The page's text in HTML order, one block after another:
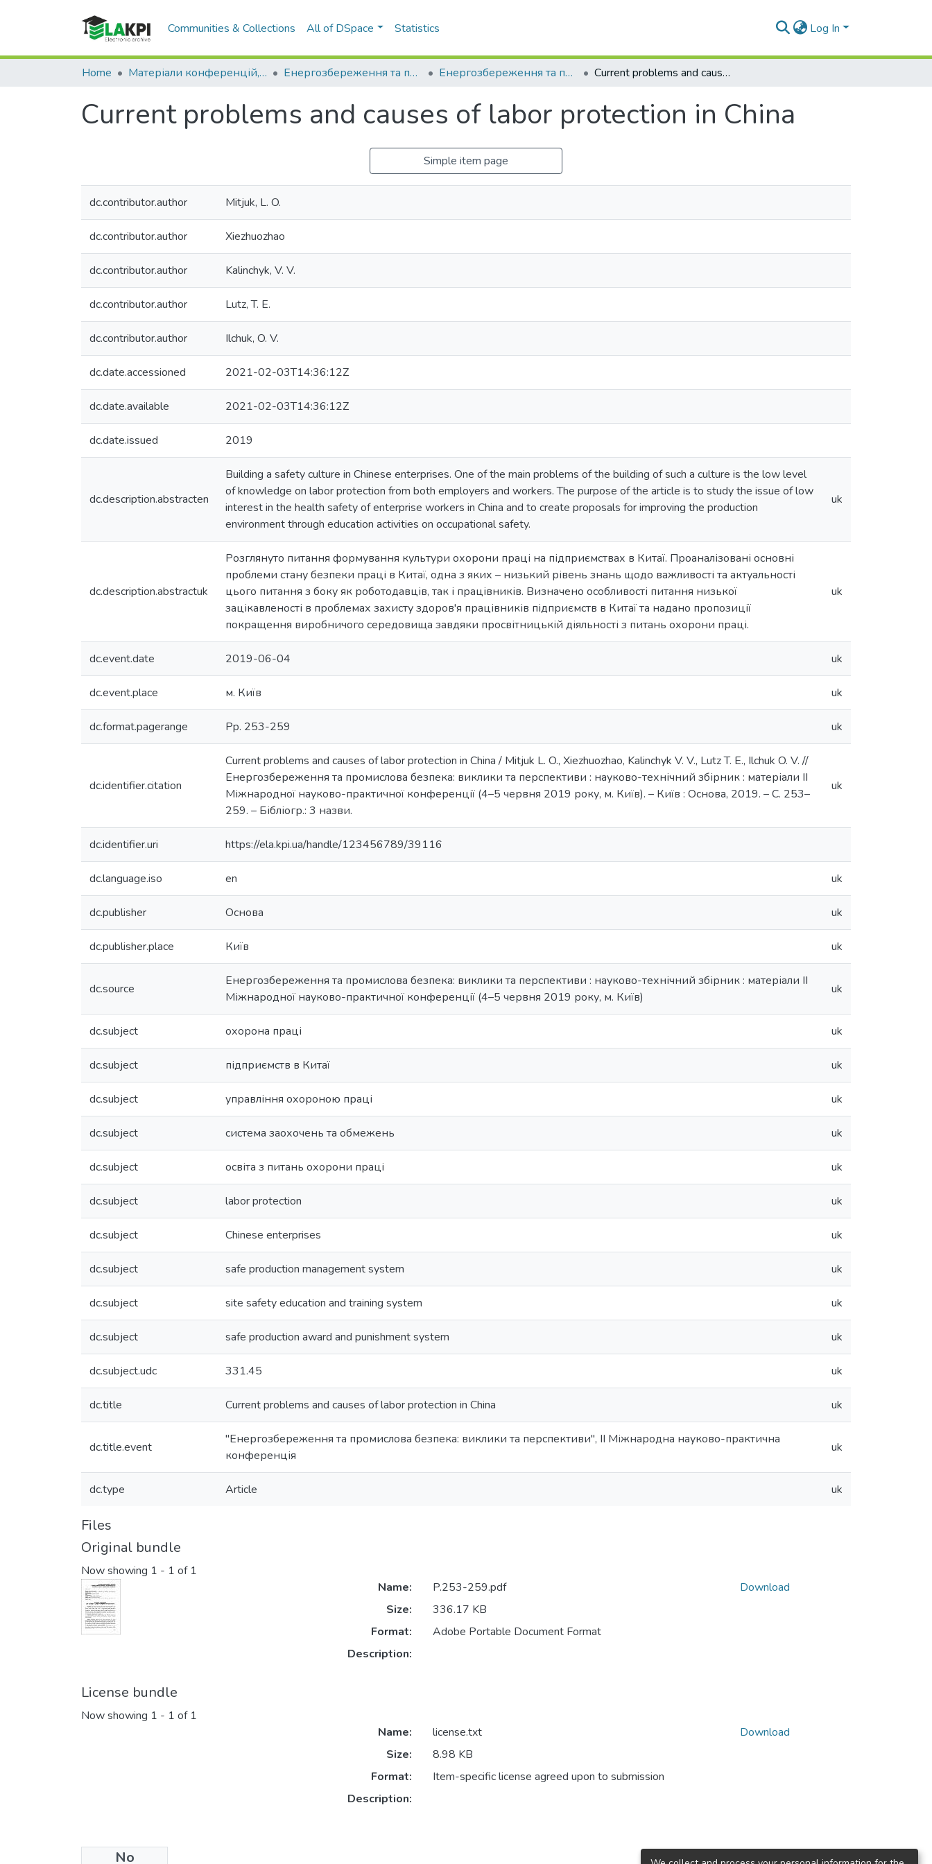
Communities & Collections All of DSpace Statistics Log In
Home Матеріали конференцій, семінарів і т.п. Енергозбереження та промислова безпека: виклики та перспективи Енергозбереження та промислова безпека: виклики та перспективи (2 ; 2019 ; Київ) Current problems and causes of labor protection in China
Current problems and causes of labor protection in China
Simple item page
dc.contributor.author Mitjuk, L. O.
dc.contributor.author Xiezhuozhao
dc.contributor.author Kalinchyk, V. V.
dc.contributor.author Lutz, T. E.
dc.contributor.author Ilchuk, O. V.
dc.date.accessioned 2021-02-03T14:36:12Z
dc.date.available 2021-02-03T14:36:12Z
dc.date.issued 2019
dc.description.abstracten
Building a safety culture in Chinese enterprises. One of the main problems of the building of such a culture is the low level
of knowledge on labor protection from both employers and workers. The purpose of the article is to study the issue of low
interest in the health safety of enterprise workers in China and to create proposals for improving the production
environment through education activities on occupational safety.
uk
dc.description.abstractuk
Розглянуто питання формування культури охорони праці на підприємствах в Китаї. Проаналізовані основні
проблеми стану безпеки праці в Китаї, одна з яких – низький рівень знань щодо важливості та актуальності
цього питання з боку як роботодавців, так і працівників. Визначено особливості питання низької
зацікавленості в проблемах захисту здоров'я працівників підприємств в Китаї та надано пропозиції
покращення виробничого середовища завдяки просвітницькій діяльності з питань охорони праці.
uk
dc.event.date 2019-06-04 uk
dc.event.place м. Київ uk
dc.format.pagerange Pp. 253-259 uk
dc.identifier.citation
Current problems and causes of labor protection in China / Mitjuk L. O., Xiezhuozhao, Kalinchyk V. V., Lutz T. E., Ilchuk O. V. //
Енергозбереження та промислова безпека: виклики та перспективи : науково-технічний збірник : матеріали ІІ
Міжнародної науково-практичної конференції (4–5 червня 2019 року, м. Київ). – Київ : Основа, 2019. – С. 253–
259. – Бібліогр.: 3 назви.
uk
dc.identifier.uri https://ela.kpi.ua/handle/123456789/39116
dc.language.iso en uk
dc.publisher Основа uk
dc.publisher.place Київ uk
dc.source
Енергозбереження та промислова безпека: виклики та перспективи : науково-технічний збірник : матеріали ІІ
Міжнародної науково-практичної конференції (4–5 червня 2019 року, м. Київ)
uk
dc.subject охорона праці uk
dc.subject підприємств в Китаї uk
dc.subject управління охороною праці uk
dc.subject система заохочень та обмежень uk
dc.subject освіта з питань охорони праці uk
dc.subject labor protection uk
dc.subject Chinese enterprises uk
dc.subject safe production management system uk
dc.subject site safety education and training system uk
dc.subject safe production award and punishment system uk
dc.subject.udc 331.45 uk
dc.title Current problems and causes of labor protection in China uk
dc.title.event
"Енергозбереження та промислова безпека: виклики та перспективи", ІІ Міжнародна науково-практична
конференція
uk
dc.type Article uk
Files
Original bundle
Now showing 1 - 1 of 1
Name:
P.253-259.pdf
Size:
336.17 KB
Format:
Adobe Portable Document Format
Description:
Download
License bundle
Now showing 1 - 1 of 1
No
Name:
license.txt
Size:
8.98 KB
Format:
Item-specific license agreed upon to submission
Description:
Download